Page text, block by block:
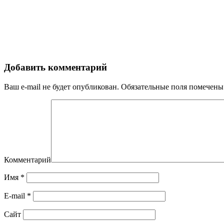
Добавить комментарий
Ваш e-mail не будет опубликован. Обязательные поля
Комментарий
Имя *
E-mail *
Сайт